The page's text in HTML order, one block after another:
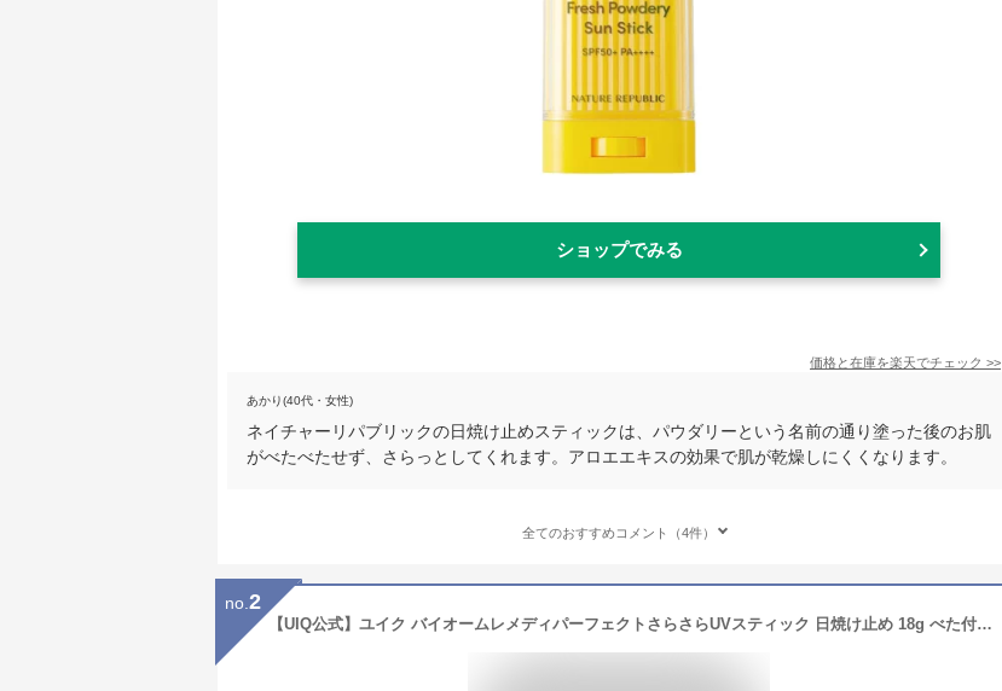
ショップでみる
価格と在庫を楽天でチェック >>
あかり(40代・女性)
ネイチャーリパブリックの日焼け止めスティックは、パウダリーという名前の通り塗った後のお肌
がべたべたせず、さらっとしてくれます。アロエエキスの効果で肌が乾燥しにくくなります。
全てのおすすめコメント（4件）
no. 2
【UIQ公式】ユイク バイオームレメディパーフェクトさらさらUVスティック 日焼け止め 18g べた付きゼロ 快適肌 ボディUVケア 毛穴ケアUVスティック デイリー 韓国コスメ